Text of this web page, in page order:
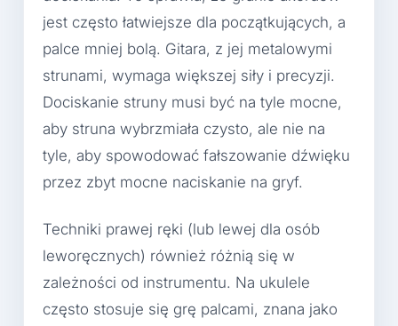
jest często łatwiejsze dla początkujących, a
palce mniej bolą. Gitara, z jej metalowymi
strunami, wymaga większej siły i precyzji.
Dociskanie struny musi być na tyle mocne,
aby struna wybrzmiała czysto, ale nie na
tyle, aby spowodować fałszowanie dźwięku
przez zbyt mocne naciskanie na gryf.
Techniki prawej ręki (lub lewej dla osób
leworęcznych) również różnią się w
zależności od instrumentu. Na ukulele
często stosuje się grę palcami, znana jako